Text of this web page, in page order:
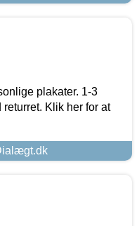
plakater. 1-3
Klik her for at